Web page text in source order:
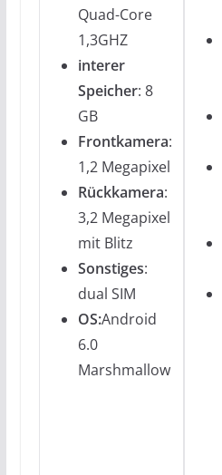
Quad-Core
1,3GHZ
interer
Speicher: 8
GB
Frontkamera:
1,2 Megapixel
Rückkamera:
3,2 Megapixel
mit Blitz
Sonstiges:
dual SIM
OS:Android
6.0
Marshmallow